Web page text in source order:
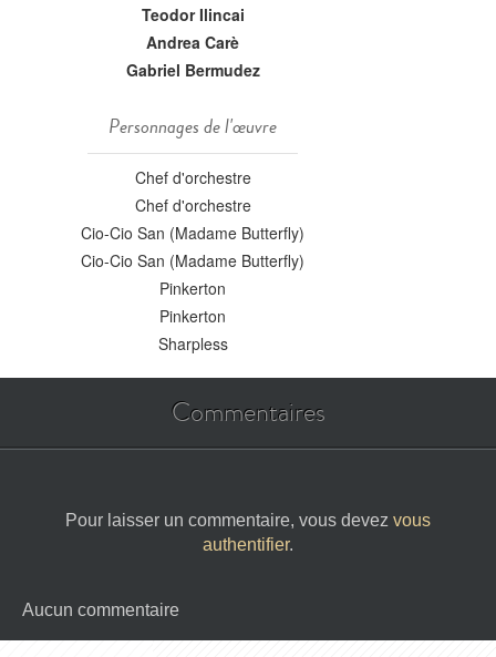
Teodor Ilincai
Andrea Carè
Gabriel Bermudez
Personnages de l'œuvre
Chef d'orchestre
Chef d'orchestre
Cio-Cio San (Madame Butterfly)
Cio-Cio San (Madame Butterfly)
Pinkerton
Pinkerton
Sharpless
Commentaires
Pour laisser un commentaire, vous devez vous
authentifier.
Aucun commentaire